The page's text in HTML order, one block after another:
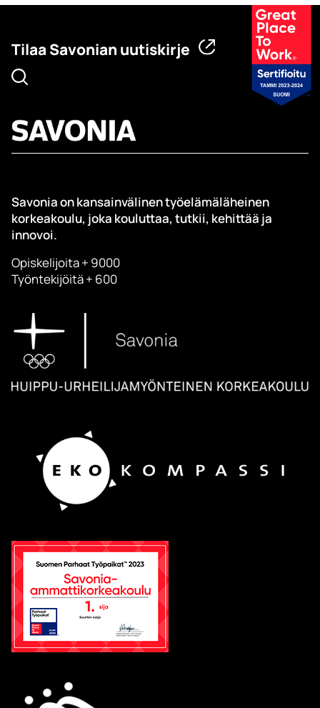
Tilaa Savonian uutiskirje
Savonia on kansainvälinen työelämäläheinen
korkeakoulu, joka kouluttaa, tutkii, kehittää ja
innovoi.
Opiskelijoita + 9000
Työntekijöitä + 600